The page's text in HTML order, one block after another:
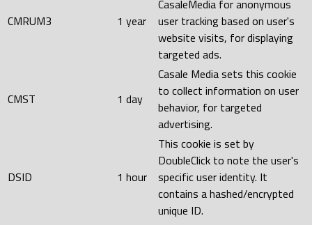
CMRUM3 1 year
CasaleMedia for anonymous
user tracking based on user's
website visits, for displaying
targeted ads.
CMST 1 day
Casale Media sets this cookie
to collect information on user
behavior, for targeted
advertising.
DSID 1 hour
This cookie is set by
DoubleClick to note the user's
specific user identity. It
contains a hashed/encrypted
unique ID.